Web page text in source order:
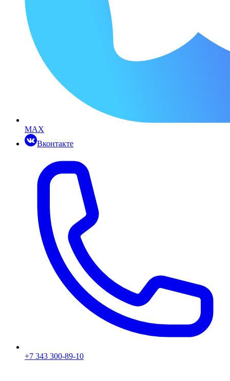
MAX
Вконтакте
+7 343 300-89-10